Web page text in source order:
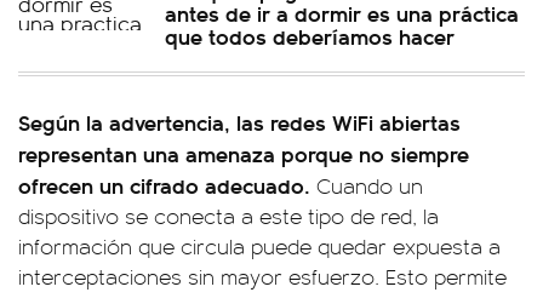
antes de ir a dormir es una práctica
que todos deberíamos hacer
Según la advertencia, las redes WiFi abiertas
representan una amenaza porque no siempre
ofrecen un cifrado adecuado. Cuando un
dispositivo se conecta a este tipo de red, la
información que circula puede quedar expuesta a
interceptaciones sin mayor esfuerzo. Esto permite